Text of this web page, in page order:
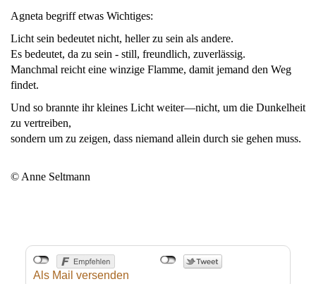
Agneta begriff etwas Wichtiges:
Licht sein bedeutet nicht, heller zu sein als andere.
Es bedeutet, da zu sein - still, freundlich, zuverlässig.
Manchmal reicht eine winzige Flamme, damit jemand den Weg
findet.
Und so brannte ihr kleines Licht weiter—nicht, um die Dunkelheit
zu vertreiben,
sondern um zu zeigen, dass niemand allein durch sie gehen muss.
© Anne Seltmann
Als Mail versenden